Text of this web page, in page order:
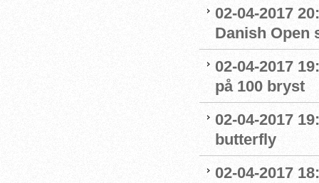
02-04-2017
Danish Open
02-04-2017
på 100 bryst
02-04-2017
butterfly
02-04-2017